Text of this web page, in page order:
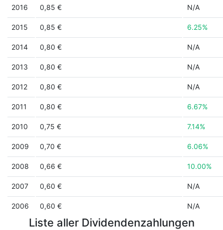
2016 0,85 € N/A
2015 0,85 € 6.25%
2014 0,80 € N/A
2013 0,80 € N/A
2012 0,80 € N/A
2011 0,80 € 6.67%
2010 0,75 € 7.14%
2009 0,70 € 6.06%
2008 0,66 € 10.00%
2007 0,60 € N/A
2006 0,60 € N/A
Liste aller Dividendenzahlungen